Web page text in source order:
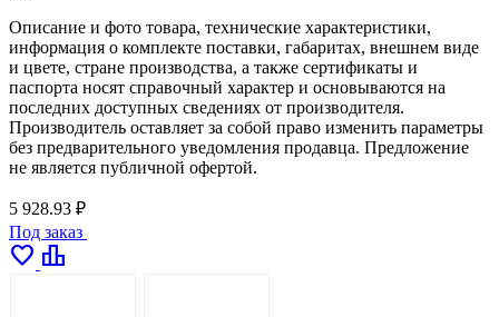
Описание и фото товара, технические характеристики,
информация о комплекте поставки, габаритах, внешнем виде
и цвете, стране производства, а также сертификаты и
паспорта носят справочный характер и основываются на
последних доступных сведениях от производителя.
Производитель оставляет за собой право изменить параметры
без предварительного уведомления продавца. Предложение
не является публичной офертой.
5 928.93 ₽
Под заказ
favorite leaderboard